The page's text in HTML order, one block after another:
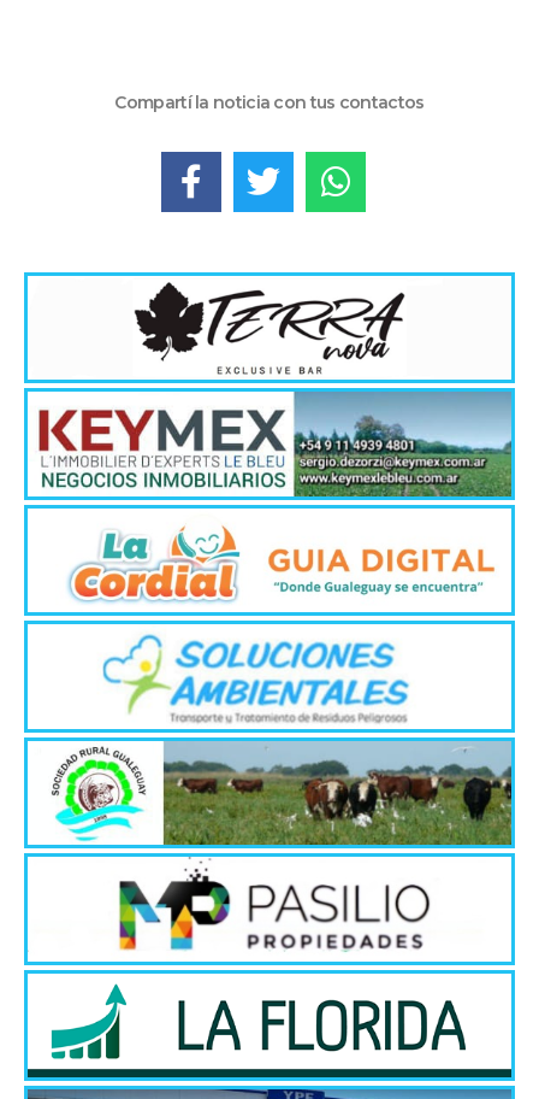
Compartí la noticia con tus contactos